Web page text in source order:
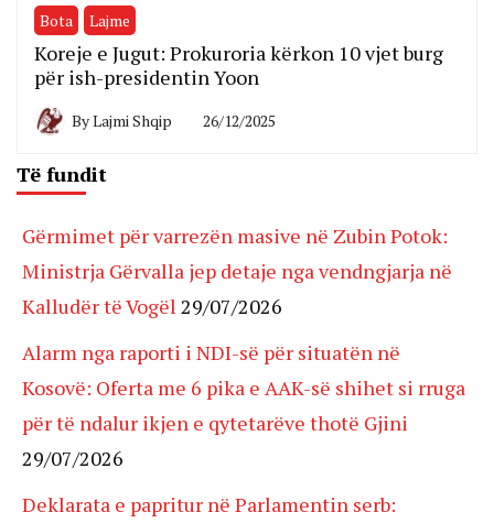
Bota Lajme
Koreje e Jugut: Prokuroria kërkon 10 vjet burg
për ish-presidentin Yoon
ByLajmi Shqip 26/12/2025
Të fundit
Gërmimet për varrezën masive në Zubin Potok:
Ministrja Gërvalla jep detaje nga vendngjarja në
Kalludër të Vogël 29/07/2026
Alarm nga raporti i NDI-së për situatën në
Kosovë: Oferta me 6 pika e AAK-së shihet si rruga
për të ndalur ikjen e qytetarëve thotë Gjini
29/07/2026
Deklarata e papritur në Parlamentin serb: